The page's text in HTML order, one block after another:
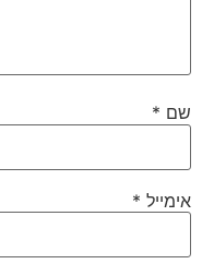
שם *
אימייל *